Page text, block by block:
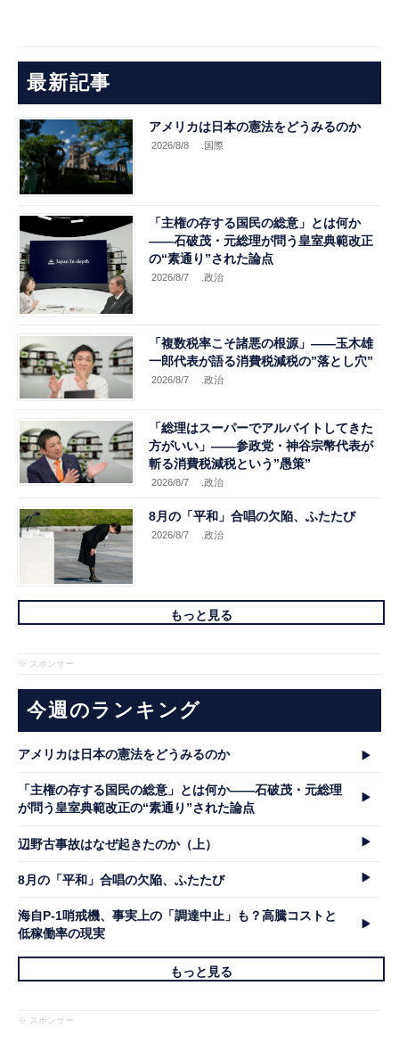
最新記事
アメリカは日本の憲法をどうみるのか
2026/8/8 .国際
「主権の存する国民の総意」とは何か
――石破茂・元総理が問う皇室典範改正
の“素通り”された論点
2026/8/7 .政治
「複数税率こそ諸悪の根源」――玉木雄
一郎代表が語る消費税減税の”落とし穴”
2026/8/7 .政治
「総理はスーパーでアルバイトしてきた
方がいい」――参政党・神谷宗幣代表が
斬る消費税減税という”愚策”
2026/8/7 .政治
8月の「平和」合唱の欠陥、ふたたび
2026/8/7 .政治
もっと見る
※ スポンサー
今週のランキング
アメリカは日本の憲法をどうみるのか
「主権の存する国民の総意」とは何か――石破茂・元総理
が問う皇室典範改正の“素通り”された論点
辺野古事故はなぜ起きたのか（上）
8月の「平和」合唱の欠陥、ふたたび
海自P-1哨戒機、事実上の「調達中止」も？高騰コストと
低稼働率の現実
もっと見る
※ スポンサー